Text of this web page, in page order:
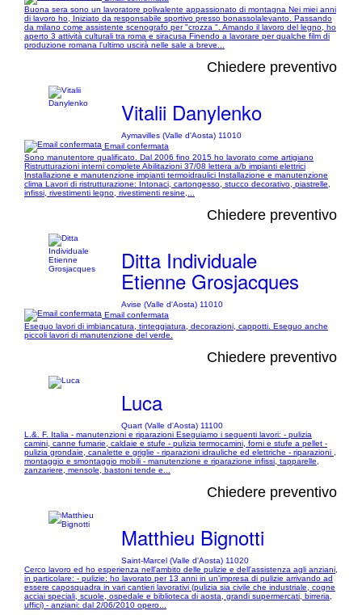
Buona sera sono un lavoratore polivalente appassionato di montagna Nei miei anni
di lavoro ho, Iniziato da responsabile sportivo presso bonassolalevanto. Passando
da milano come assistente scenografo per "crozza ". Amando il lavoro del legno, ho
aperto 3 attività culturali tra roma e siracusa Finendo a lavorare per qualche film di
produzione romana l'ultimo uscirà nelle sale a breve...
Chiedere preventivo
Vitalii Danylenko
Aymavilles (Valle d'Aosta) 11010
Email confermata
Sono manutentore qualificato. Dal 2006 fino 2015 ho lavorato come artigiano
Ristrutturazioni interni complete Abilitazioni 37/08 lettera a/b impianti elettrici
Installazione e manutenzione impianti termoidraulici Installazione e manutenzione
clima Lavori di ristrutturazione: Intonaci, cartongesso, stucco decorativo, piastrelle,
infissi, rivestimenti legno, rivestimenti resine,...
Chiedere preventivo
Ditta Individuale
Etienne Grosjacques
Avise (Valle d'Aosta) 11010
Email confermata
Eseguo lavori di imbiancatura, tinteggiatura, decorazioni, cappotti. Eseguo anche
piccoli lavori di manutenzione del verde.
Chiedere preventivo
Luca
Quart (Valle d'Aosta) 11100
L.&. F. Italia - manutenzioni e riparazioni Eseguiamo i seguenti lavori: - pulizia
camini, canne fumarie, caldaie e stufe - pulizia termocamini, forni e stufe a pellet -
pulizia grondaie, canalette e griglie - riparazioni idrauliche ed elettriche - riparazioni ,
montaggio e smontaggio mobili - manutenzione e riparazione infissi, tapparelle,
zanzariere, mensole, bastoni tende e...
Chiedere preventivo
Matthieu Bignotti
Saint-Marcel (Valle d'Aosta) 11020
Cerco lavoro ed ho esperienza nell'ambito delle pulizie e dell'assistenza agli anziani,
in particolare: - pulizie: ho lavorato per 13 anni in un'impresa di pulizie arrivando ad
essere caposquadra in vari cantieri lavorativi (pulizia sia civile che industriale, cogne
acciai speciali, scuole, ospedale e biblioteca di aosta, grandi supermercati, birreria,
uffici) - anziani: dal 2/06/2010 opero...